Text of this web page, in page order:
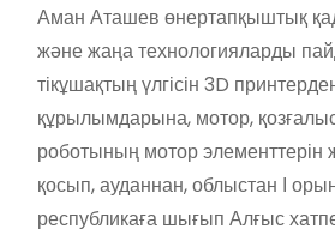
Аман Аташев өнертапқыштық
және жаңа технологияларды
тікұшақтың үлгісін 3D
құрылымдарына, мотор,
роботының мотор элементтерін
қосып, ауданнан, облыстан І
республикаға шығып Алғыс